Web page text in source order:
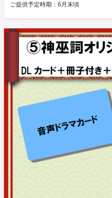
ご提供予定時期： 6月末頃